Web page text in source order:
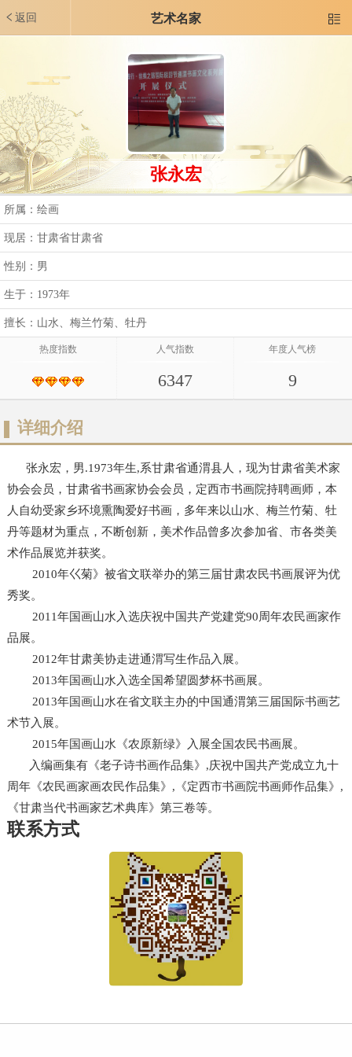
返回 艺术名家 
张永宏
所属：绘画
现居：甘肃省甘肃省
性别：男
生于：1973年
擅长：山水、梅兰竹菊、牡丹
热度指数 人气指数
6347
年度人气榜
9
详细介绍
张永宏，男.1973年生,系甘肃省通渭县人，现为甘肃省美术家
协会会员，甘肃省书画家协会会员，定西市书画院持聘画师，本
人自幼受家乡环境熏陶爱好书画，多年来以山水、梅兰竹菊、牡
丹等题材为重点，不断创新，美术作品曾多次参加省、市各类美
术作品展览并获奖。
2010年巜菊》被省文联举办的第三届甘肃农民书画展评为优
秀奖。
2011年国画山水入选庆祝中国共产党建党90周年农民画家作
品展。
2012年甘肃美协走进通渭写生作品入展。
2013年国画山水入选全国希望圆梦杯书画展。
2013年国画山水在省文联主办的中国通渭第三届国际书画艺
术节入展。
2015年国画山水《农原新绿》入展全国农民书画展。
入编画集有《老子诗书画作品集》,庆祝中国共产党成立九十
周年《农民画家画农民作品集》,《定西市书画院书画师作品集》,
《甘肃当代书画家艺术典库》第三卷等。
联系方式